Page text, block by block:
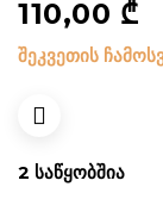
110,00 ₾
შეკვეთის
2 ᲡᲐᲬᲧᲝᲑᲨᲘᲐ